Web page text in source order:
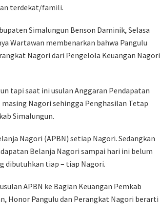
terdekat/famili.
Simalungun Benson Daminik, Selasa
Wartawan membenarkan bahwa Pangulu
Nagori dari Pengelola Keuangan Nagori
tapi saat ini usulan Anggaran Pendapatan
Nagori sehingga Penghasilan Tetap
Simalungun.
Nagori (APBN) setiap Nagori. Sedangkan
Belanja Nagori sampai hari ini belum
dibutuhkan tiap – tiap Nagori.
APBN ke Bagian Keuangan Pemkab
Honor Pangulu dan Perangkat Nagori berarti